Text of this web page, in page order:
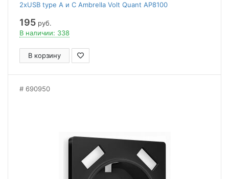
2хUSB type A и C Ambrella Volt Quant AP8100
195 руб.
В наличии: 338
В корзину
690950